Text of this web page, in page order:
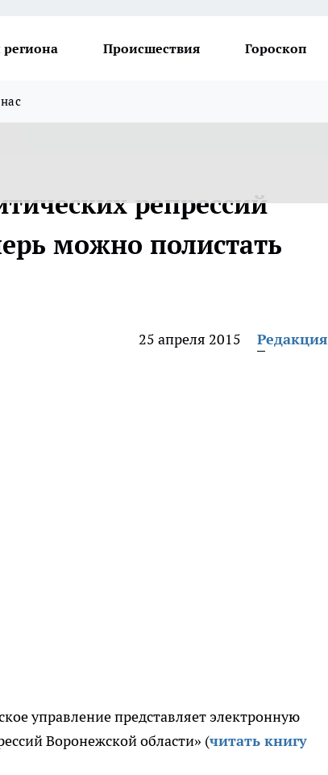
Происшествия Гороскоп
репрессий
можно полистать
25 апреля 2015
Редакция
управление представляет электронную
Воронежской области» (читать книгу